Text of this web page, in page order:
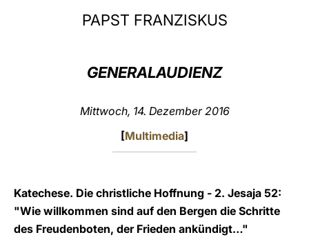
中文
PAPST FRANZISKUS
GENERALAUDIENZ
Mittwoch, 14. Dezember 2016
[Multimedia]
Katechese. Die christliche Hoffnung - 2. Jesaja 52:
"Wie willkommen sind auf den Bergen die Schritte
des Freudenboten, der Frieden ankündigt…"